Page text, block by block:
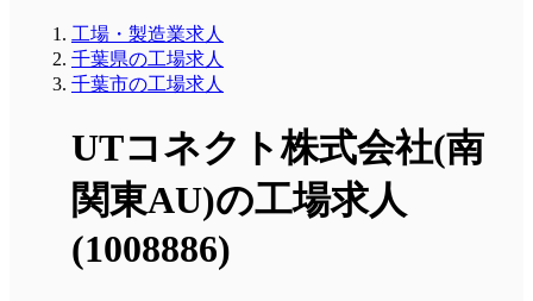
工場・製造業求人
千葉県の工場求人
千葉市の工場求人
UTコネクト株式会社(南
関東AU)の工場求人
(1008886)